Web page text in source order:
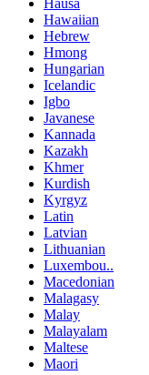
Hausa
Hawaiian
Hebrew
Hmong
Hungarian
Icelandic
Igbo
Javanese
Kannada
Kazakh
Khmer
Kurdish
Kyrgyz
Latin
Latvian
Lithuanian
Luxembou..
Macedonian
Malagasy
Malay
Malayalam
Maltese
Maori